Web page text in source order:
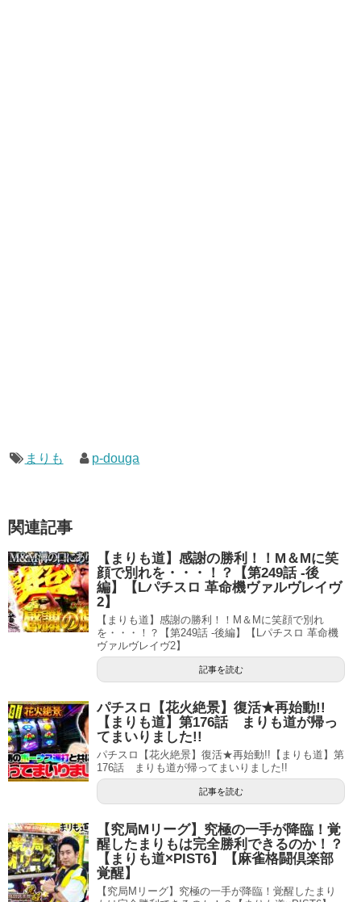
まりも p-douga
関連記事
【まりも道】感謝の勝利！！M＆Mに笑
顔で別れを・・・！？【第249話 -後
編】【Lパチスロ 革命機ヴァルヴレイヴ
2】
【まりも道】感謝の勝利！！M＆Mに笑顔で別れ
を・・・！？【第249話 -後編】【Lパチスロ 革命機
ヴァルヴレイヴ2】
記事を読む
パチスロ【花火絶景】復活★再始動!!
【まりも道】第176話 まりも道が帰っ
てまいりました!!
パチスロ【花火絶景】復活★再始動!!【まりも道】第
176話 まりも道が帰ってまいりました!!
記事を読む
【究局Mリーグ】究極の一手が降臨！覚
醒したまりもは完全勝利できるのか！？
【まりも道×PIST6】【麻雀格闘倶楽部
覚醒】
【究局Mリーグ】究極の一手が降臨！覚醒したまり